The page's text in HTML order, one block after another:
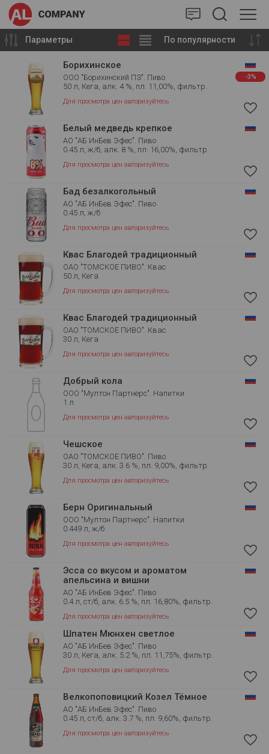
Параметры По популярности
-3%
Борихинское
ООО "Борихинский ПЗ". Пиво
50 л, Кега, алк. 4 %, пл. 11,00%, фильтр.
Для просмотра цен авторизуйтесь
Белый медведь крепкое
АО "АБ ИнБев Эфес". Пиво
0.45 л, ж/б, алк. 8 %, пл. 16,00%, фильтр.
Для просмотра цен авторизуйтесь
Бад безалкогольный
АО "АБ ИнБев Эфес". Пиво
0.45 л, ж/б
Для просмотра цен авторизуйтесь
Квас Благодей традиционный
ОАО "ТОМСКОЕ ПИВО". Квас
50 л, Кега
Для просмотра цен авторизуйтесь
Квас Благодей традиционный
ОАО "ТОМСКОЕ ПИВО". Квас
30 л, Кега
Для просмотра цен авторизуйтесь
Добрый кола
ООО "Мултон Партнерс". Напитки
1 л
Для просмотра цен авторизуйтесь
Чешское
ОАО "ТОМСКОЕ ПИВО". Пиво
30 л, Кега, алк. 3.6 %, пл. 9,00%, фильтр.
Для просмотра цен авторизуйтесь
Берн Оригинальный
ООО "Мултон Партнерс". Напитки
0.449 л, ж/б
Для просмотра цен авторизуйтесь
Эсса со вкусом и ароматом
апельсина и вишни
АО "АБ ИнБев Эфес". Пиво
0.4 л, ст/б, алк. 6.5 %, пл. 16,80%, фильтр.
Для просмотра цен авторизуйтесь
Шпатен Мюнхен светлое
АО "АБ ИнБев Эфес". Пиво
30 л, Кега, алк. 5.2 %, пл. 11,75%, фильтр.
Для просмотра цен авторизуйтесь
Велкопоповицкий Козел Тёмное
АО "АБ ИнБев Эфес". Пиво
0.45 л, ст/б, алк. 3.7 %, пл. 9,60%, фильтр.
Для просмотра цен авторизуйтесь